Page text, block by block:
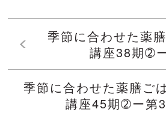
季節に合わせた薬
講座38期➁
季節に合わせた薬膳ご
講座45期➁ー第